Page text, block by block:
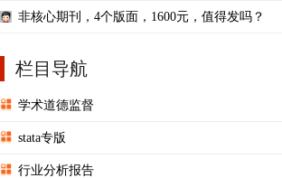
非核心期刊，4个版面，1600元，值得发吗？
栏目导航
学术道德监督
stata专版
行业分析报告